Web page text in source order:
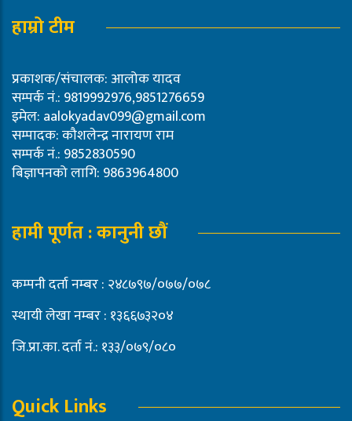
हाम्रो टीम
प्रकाशक/संचालक: आलोक यादव
सम्पर्क नं.: 9819992976,9851276659
इमेल: aalokyadav099@gmail.com
सम्पादक: कौशलेन्द्र नारायण राम
सम्पर्क नं.: 9852830590
बिज्ञापनको लागि: 9863964800
हामी पूर्णत : कानुनी छौं
कम्पनी दर्ता नम्बर : २४८७९७/०७७/०७८
स्थायी लेखा नम्बर : १३६६७३२०४
जि.प्रा.का. दर्ता नं.: १३३/०७९/०८०
Quick Links